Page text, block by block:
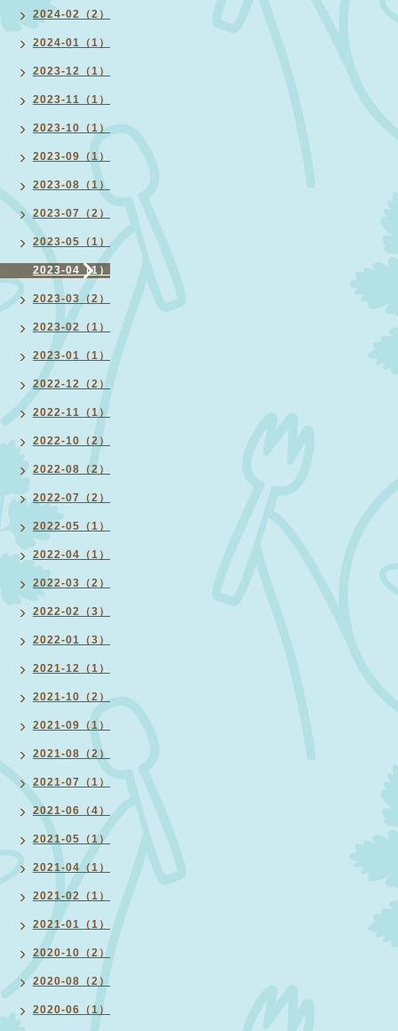
2024-02（2）
2024-01（1）
2023-12（1）
2023-11（1）
2023-10（1）
2023-09（1）
2023-08（1）
2023-07（2）
2023-05（1）
2023-04（1）
2023-03（2）
2023-02（1）
2023-01（1）
2022-12（2）
2022-11（1）
2022-10（2）
2022-08（2）
2022-07（2）
2022-05（1）
2022-04（1）
2022-03（2）
2022-02（3）
2022-01（3）
2021-12（1）
2021-10（2）
2021-09（1）
2021-08（2）
2021-07（1）
2021-06（4）
2021-05（1）
2021-04（1）
2021-02（1）
2021-01（1）
2020-10（2）
2020-08（2）
2020-06（1）